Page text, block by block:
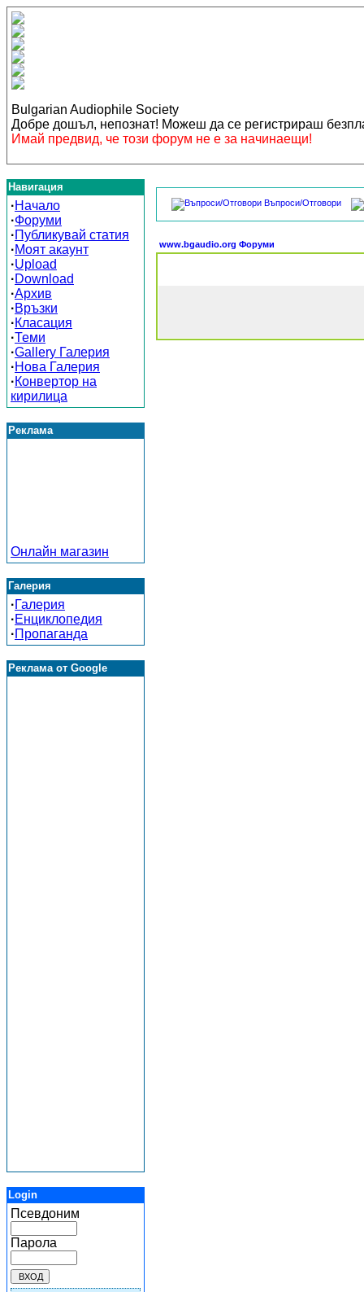
Bulgarian Audiophile Society
Добре дошъл, непознат! Можеш да се регистрираш
Имай предвид, че този форум не е за начинаещи!
Навигация
·Начало
·Форуми
·Публикувай статия
·Моят акаунт
·Upload
·Download
·Архив
·Връзки
·Класация
·Теми
·Gallery Галерия
·Нова Галерия
·Конвертор на
кирилица
Реклама
Онлайн магазин
Галерия
·Галерия
·Енциклопедия
·Пропаганда
Реклама от Google
Login
Псевдоним
Парола
Въпроси/Отговори
www.bgaudio.org Форуми